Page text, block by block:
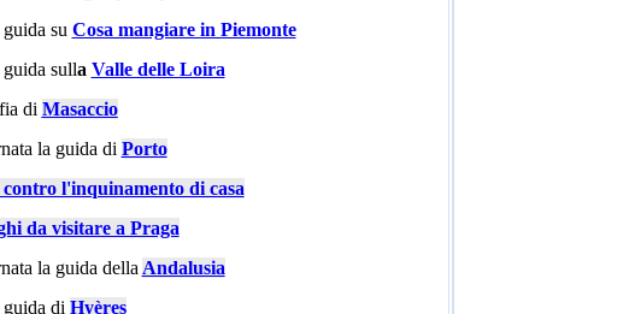
su Cosa mangiare in Piemonte
sulla Valle delle Loira
di Masaccio
la guida di Porto
contro l'inquinamento di casa
da visitare a Praga
la guida della Andalusia
di Hyères